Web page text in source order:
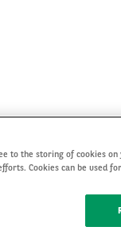
von Arval
hier:
to the storing of cookies
Cookies can be used